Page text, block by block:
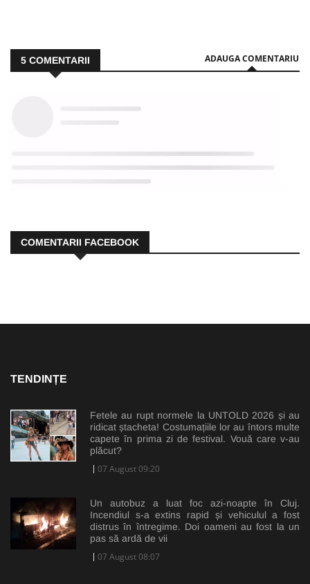
5 COMENTARII ADAUGA COMENTARIU
COMENTARII FACEBOOK
TENDINȚE
Fetele au rupt normele la UNTOLD 2026 și au
ridicat ștacheta! Costumațiile lor au întors multe
capete în prima zi de festival. Vouă care v-au
plăcut?
07 August 09:20
Un autobuz a luat foc azi-noapte în Cluj.
Incendiul s-a extins rapid și vehiculul a fost
distrus în întregime. Doi oameni au fost la un
pas să ardă de vii
07 August 08:07